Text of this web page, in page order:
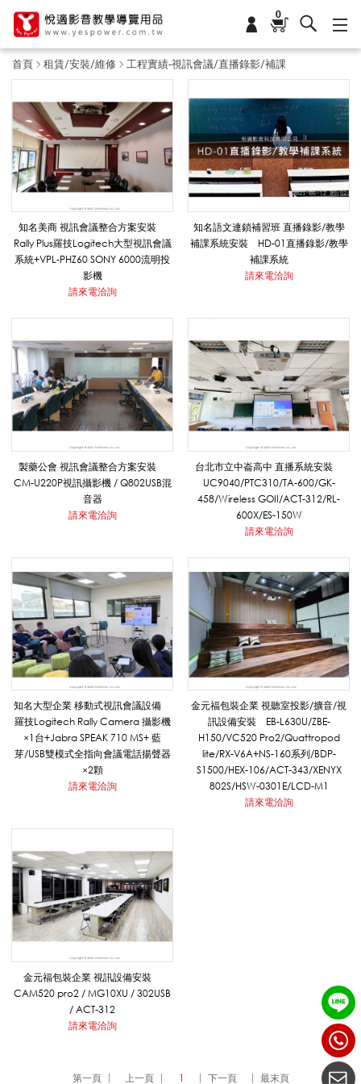
0
首頁 租賃/安裝/維修 工程實績-視訊會議/直播錄影/補課
工
程
實
-
視
訊
議
/
直
播
影
/
補
知名美商 視訊會議整合方案安裝
Rally Plus羅技Logitech大型視訊會議
系統+VPL-PHZ60 SONY 6000流明投
影機
請來電洽詢
知名語文連鎖補習班 直播錄影/教學
補課系統安裝 HD-01直播錄影/教學
補課系統
請來電洽詢
製藥公會 視訊會議整合方案安裝
CM-U220P視訊攝影機 / Q802USB混
音器
請來電洽詢
台北市立中崙高中 直播系統安裝
UC9040/PTC310/TA-600/GK-
458/Wireless GOII/ACT-312/RL-
600X/ES-150W
請來電洽詢
知名大型企業 移動式視訊會議設備
羅技Logitech Rally Camera 攝影機
×1台+Jabra SPEAK 710 MS+ 藍
芽/USB雙模式全指向會議電話揚聲器
×2顆
請來電洽詢
金元福包裝企業 視聽室投影/擴音/視
訊設備安裝 EB-L630U/ZBE-
H150/VC520 Pro2/Quattropod
lite/RX-V6A+NS-160系列/BDP-
S1500/HEX-106/ACT-343/XENYX
802S/HSW-0301E/LCD-M1
請來電洽詢
金元福包裝企業 視訊設備安裝
CAM520 pro2 / MG10XU / 302USB
/ ACT-312
請來電洽詢
第一頁 上一頁 1 下一頁 最末頁